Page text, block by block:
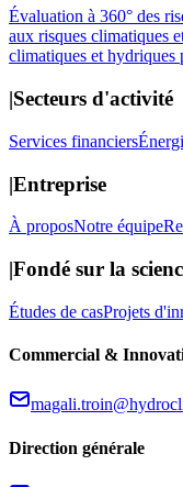
Évaluation à 360° des
aux risques climatiques
climatiques et hydriques
|Secteurs d'activité
Services financiers
|Entreprise
À proposNotre équipe
|Fondé sur la
Études de casProjets
Commercial &
Direction générale